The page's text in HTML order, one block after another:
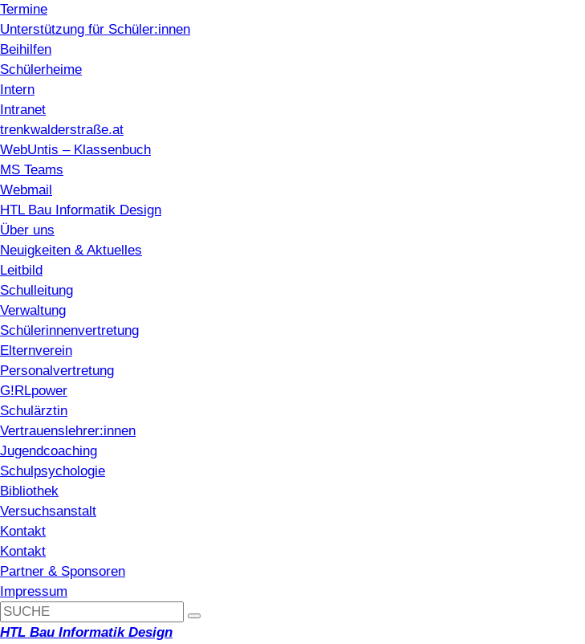
Termine
Unterstützung für Schüler:innen
Beihilfen
Schülerheime
Intern
Intranet
trenkwalderstraße.at
WebUntis – Klassenbuch
MS Teams
Webmail
HTL Bau Informatik Design
Über uns
Neuigkeiten & Aktuelles
Leitbild
Schulleitung
Verwaltung
Schülerinnenvertretung
Elternverein
Personalvertretung
G!RLpower
Schulärztin
Vertrauenslehrer:innen
Jugendcoaching
Schulpsychologie
Bibliothek
Versuchsanstalt
Kontakt
Kontakt
Partner & Sponsoren
Impressum
HTL Bau Informatik Design